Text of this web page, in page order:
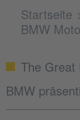
Startseite
BMW
The Great
BMW